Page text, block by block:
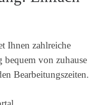
Ihnen zahlreiche
von zuhause
Bearbeitungszeiten.